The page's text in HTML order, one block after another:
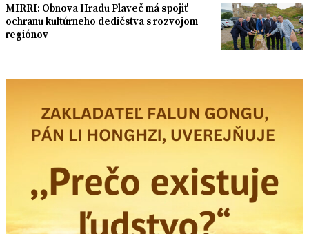
MIRRI: Obnova Hradu Plaveč má spojiť
ochranu kultúrneho dedičstva s rozvojom
regiónov